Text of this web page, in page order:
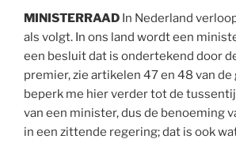
MINISTERRAAD In Nederland
als volgt. In ons land wordt een
een besluit dat is ondertekend door
premier, zie artikelen 47 en 48 van
beperk me hier verder tot de
van een minister, dus de benoeming
in een zittende regering; dat is ook